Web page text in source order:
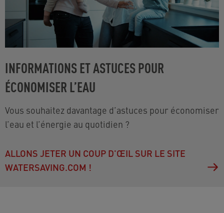
INFORMATIONS ET ASTUCES POUR
ÉCONOMISER L’EAU
Vous souhaitez davantage d’astuces pour économiser
l’eau et l’énergie au quotidien ?
ALLONS JETER UN COUP D'ŒIL SUR LE SITE
WATERSAVING.COM !